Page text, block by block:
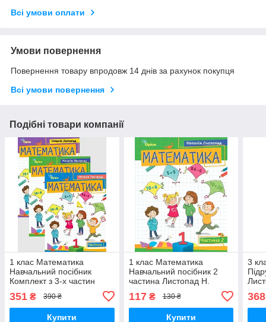
Всі умови оплати
Умови повернення
Повернення товару впродовж 14 днів за рахунок покупця
Всі умови повернення
Подібні товари компанії
1 клас Математика
Навчальний посібник
Комплект з 3-х частин
351 ₴ 390 ₴
Купити
1 клас Математика
Навчальний посібник 2
частина Листопад Н.
117₴ 130 ₴
Купити
3
368